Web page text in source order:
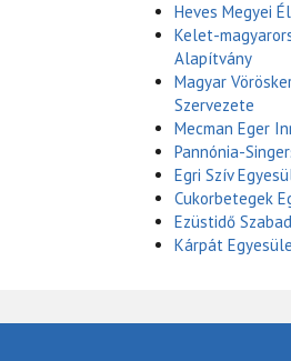
Heves Megyei
Kelet-
Alapítvány
Magyar
Szervezete
Mecman Eger
Pannónia-
Egri Szív
Cukorbetegek
Ezüstidő
Kárpát